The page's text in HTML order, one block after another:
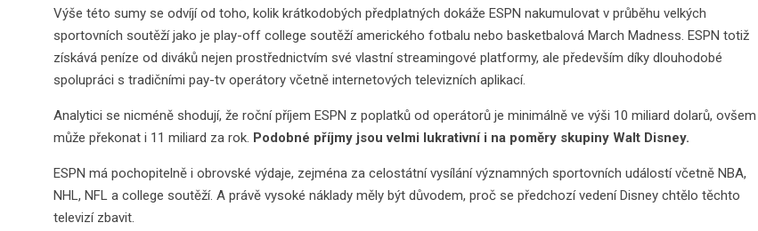
Výše této sumy se odvíjí od toho, kolik krátkodobých předplatných dokáže ESPN nakumulovat v průběhu velkých
sportovních soutěží jako je play-off college soutěží amerického fotbalu nebo basketbalová March Madness. ESPN totiž
získává peníze od diváků nejen prostřednictvím své vlastní streamingové platformy, ale především díky dlouhodobé
spolupráci s tradičními pay-tv operátory včetně internetových televizních aplikací.
Analytici se nicméně shodují, že roční příjem ESPN z poplatků od operátorů je minimálně ve výši 10 miliard dolarů, ovšem
může překonat i 11 miliard za rok. Podobné příjmy jsou velmi lukrativní i na poměry skupiny Walt Disney.
ESPN má pochopitelně i obrovské výdaje, zejména za celostátní vysílání významných sportovních událostí včetně NBA,
NHL, NFL a college soutěží. A právě vysoké náklady měly být důvodem, proč se předchozí vedení Disney chtělo těchto
televizí zbavit.